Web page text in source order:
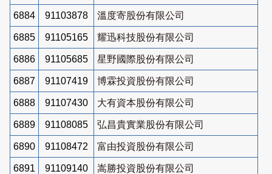
6884 91103878 溫度寄股份有限公司
6885 91105165 耀迅科技股份有限公司
6886 91105685 星野國際股份有限公司
6887 91107419 博霖投資股份有限公司
6888 91107430 大有資本股份有限公司
6889 91108085 弘昌貴實業股份有限公司
6890 91108472 富由投資股份有限公司
6891 91109140 嵩勝投資股份有限公司